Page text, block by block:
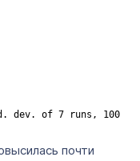
dev. of 7 runs, 100
почти